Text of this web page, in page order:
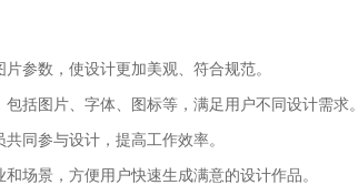
参数，使设计更加美观、符合规范。
括图片、字体、图标等，满足用户不同设计需求。
同参与设计，提高工作效率。
场景，方便用户快速生成满意的设计作品。